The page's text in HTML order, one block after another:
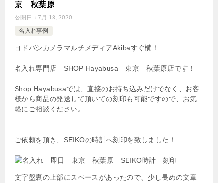
京 秋葉原
公開日： 7月 18, 2020
名入れ事例
ヨドバシカメラマルチメディアAkibaすぐ横！
名入れ専門店 SHOP Hayabusa 東京 秋葉原店です！
Shop Hayabusaでは、直接のお持ち込みだけでなく、お客
様から商品の発送して頂いての刻印も可能ですので、お気
軽にご相談ください。
ご依頼を頂き、SEIKOの時計へ刻印を致しました！
文字盤裏の上部にスペースがあったので、少し長めの文章